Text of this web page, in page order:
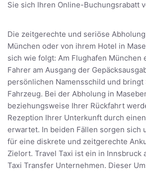
Sie sich Ihren Online-Buchungsrabatt
Die zeitgerechte und seriöse
München oder von ihrem Hotel in
sich wie folgt: Am Flughafen München
Fahrer am Ausgang der
persönlichen Namensschild und bringt
Fahrzeug. Bei der Abholung in
beziehungsweise Ihrer Rückfahrt
Rezeption Ihrer Unterkunft durch
erwartet. In beiden Fällen sorgen sich
für eine diskrete und zeitgerechte
Zielort. Travel Taxi ist ein in Innsbruck
Taxi Transfer Unternehmen. Dieser